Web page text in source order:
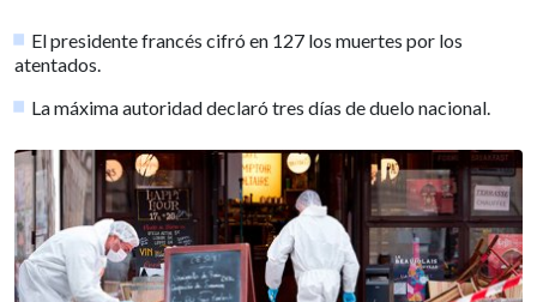
El presidente francés cifró en 127 los muertes por los
atentados.
La máxima autoridad declaró tres días de duelo nacional.